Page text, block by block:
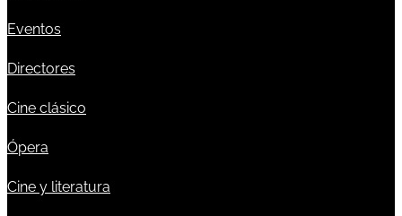
Eventos
Directores
Cine clásico
Ópera
Cine y literatura